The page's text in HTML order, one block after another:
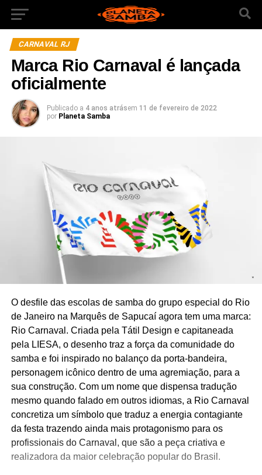
CARNAVAL RJ
Marca Rio Carnaval é lançada
oficialmente
Publicado a 4 anos atrásem 11 de fevereiro de 2022
por Planeta Samba
O desfile das escolas de samba do grupo especial do Rio
de Janeiro na Marquês de Sapucaí agora tem uma marca:
Rio Carnaval. Criada pela Tátil Design e capitaneada
pela LIESA, o desenho traz a força da comunidade do
samba e foi inspirado no balanço da porta-bandeira,
personagem icônico dentro de uma agremiação, para a
sua construção. Com um nome que dispensa tradução
mesmo quando falado em outros idiomas, a Rio Carnaval
concretiza um símbolo que traduz a energia contagiante
da festa trazendo ainda mais protagonismo para os
profissionais do Carnaval, que são a peça criativa e
realizadora da maior celebração popular do Brasil.